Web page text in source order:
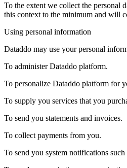
To the extent we collect the personal
this context to the minimum and will
Using personal information
Dataddo may use your personal
To administer Dataddo platform.
To personalize Dataddo platform for
To supply you services that you
To send you statements and invoices.
To collect payments from you.
To send you system notifications